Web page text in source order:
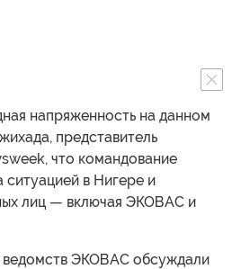
напряженность на данном
представитель
что командование
ситуацией в Нигере и
лиц — включая ЭКОВАС и
ведомств ЭКОВАС обсуждали